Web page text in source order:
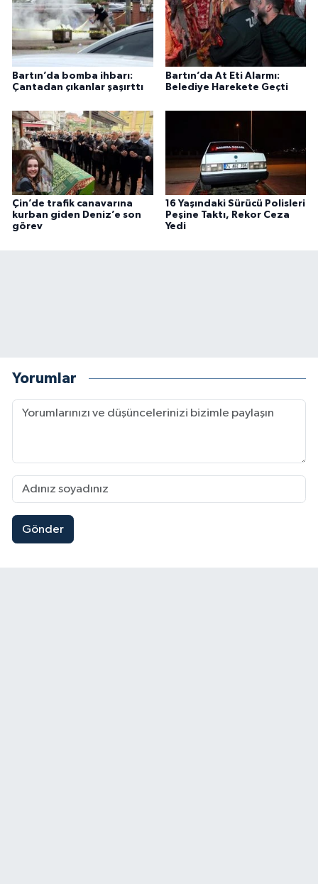
Bartın’da bomba ihbarı:
Çantadan çıkanlar şaşırttı
Bartın’da At Eti Alarmı:
Belediye Harekete Geçti
Çin’de trafik canavarına
kurban giden Deniz’e son
görev
16 Yaşındaki Sürücü Polisleri
Peşine Taktı, Rekor Ceza
Yedi
Yorumlar
Gönder